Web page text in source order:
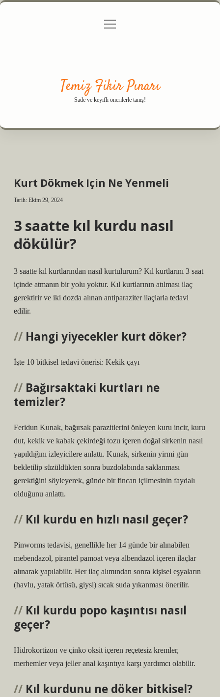
Gizlilik Politikası
menüyü
Temiz Fikir Pınarı
Sade ve keyifli önerilerle tanış!
Kurt Dökmek Için Ne Yenmeli
Tarih: Ekim 29, 2024
3 saatte kıl kurdu nasıl
dökülür?
3 saatte kıl kurtlarından nasıl kurtulurum? Kıl kurtlarını 3 saat
içinde atmanın bir yolu yoktur. Kıl kurtlarının atılması ilaç
gerektirir ve iki dozda alınan antiparaziter ilaçlarla tedavi
edilir.
Hangi yiyecekler kurt döker?
İşte 10 bitkisel tedavi önerisi: Kekik çayı
Bağırsaktaki kurtları ne
temizler?
Feridun Kunak, bağırsak parazitlerini önleyen kuru incir, kuru
dut, kekik ve kabak çekirdeği tozu içeren doğal sirkenin nasıl
yapıldığını izleyicilere anlattı. Kunak, sirkenin yirmi gün
bekletilip süzüldükten sonra buzdolabında saklanması
gerektiğini söyleyerek, günde bir fincan içilmesinin faydalı
olduğunu anlattı.
Kıl kurdu en hızlı nasıl geçer?
Pinworms tedavisi, genellikle her 14 günde bir alınabilen
mebendazol, pirantel pamoat veya albendazol içeren ilaçlar
alınarak yapılabilir. Her ilaç alımından sonra kişisel eşyaların
(havlu, yatak örtüsü, giysi) sıcak suda yıkanması önerilir.
Kıl kurdu popo kaşıntısı nasıl
geçer?
Hidrokortizon ve çinko oksit içeren reçetesiz kremler,
merhemler veya jeller anal kaşıntıya karşı yardımcı olabilir.
Kıl kurdunu ne döker bitkisel?